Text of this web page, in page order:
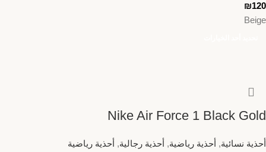
₪120
Beige
Nike Air Force 1 Black Gold
أحذية نسائية, أحذية رياضية, أحذية رجالية, أحذية رياضية